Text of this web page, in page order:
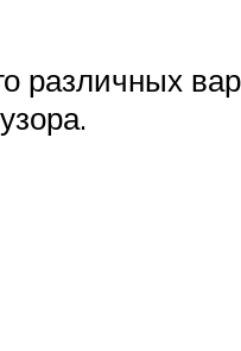
различных